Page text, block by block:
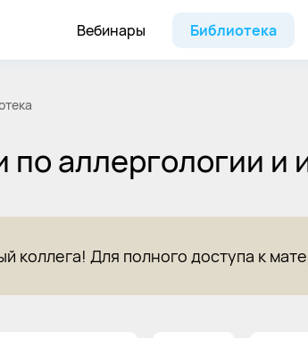
Вебинары Библиотека
по аллергологии и
коллега! Для полного доступа к
для врачей на Medpoint